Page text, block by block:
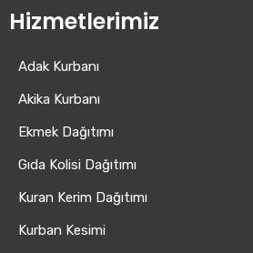
Hizmetlerimiz
Adak Kurbanı
Akika Kurbanı
Ekmek Dağıtımı
Gıda Kolisi Dağıtımı
Kuran Kerim Dağıtımı
Kurban Kesimi